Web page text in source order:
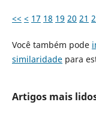
<< < 17 18 19 20 21
Você também pode
similaridadepara
Artigos mais